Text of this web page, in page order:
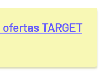
TARGET